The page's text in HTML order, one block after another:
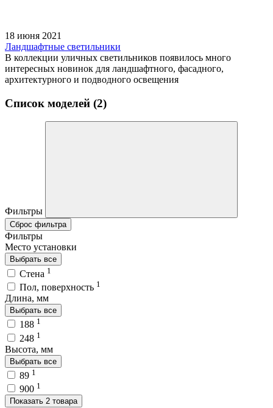
18 июня 2021
Ландшафтные светильники
В коллекции уличных светильников появилось много
интересных новинок для ландшафтного, фасадного,
архитектурного и подводного освещения
Список моделей (2)
Фильтры
Сброс фильтра
Фильтры
Место установки
Выбрать все
Стена 1
Пол, поверхность 1
Длина, мм
Выбрать все
188 1
248 1
Высота, мм
Выбрать все
89 1
900 1
Показать 2 товара